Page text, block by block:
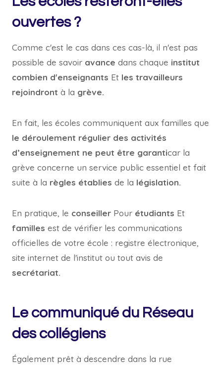
ouvertes ?
Comme c'est le cas dans ces cas-là, il n'est pas
possible de savoir avance dans chaque institut
combien d'enseignants Et les travailleurs
rejoindront à la grève.
En fait, les écoles communiquent aux familles que
le déroulement régulier des activités
d’enseignement ne peut être garanticar la
grève concerne un service public essentiel et fait
suite à la règles établies de la législation.
En pratique, le conseiller Pour étudiants Et
familles est de vérifier les communications
officielles de votre école : registre électronique,
site internet de l'institut ou tout avis de
secrétariat.
Le communiqué du Réseau
des collégiens
Également prêt à descendre dans la rue